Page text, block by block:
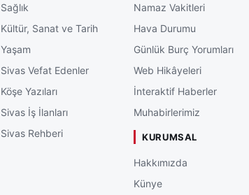
Sağlık
Kültür, Sanat ve Tarih
Yaşam
Sivas Vefat Edenler
Köşe Yazıları
Sivas İş İlanları
Sivas Rehberi
Namaz Vakitleri
Hava Durumu
Günlük Burç Yorumları
Web Hikâyeleri
İnteraktif Haberler
Muhabirlerimiz
KURUMSAL
Hakkımızda
Künye